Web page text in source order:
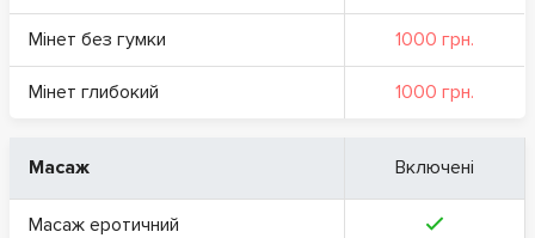
Мінет без гумки 1000 грн.
Мінет глибокий 1000 грн.
Масаж Включені
Масаж еротичний